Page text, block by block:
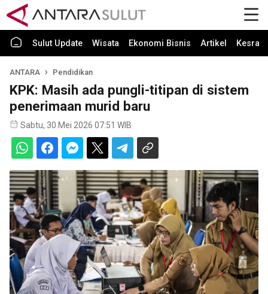
Sulut Update Wisata Ekonomi Bisnis Artikel Kesra
ANTARA Pendidikan
KPK: Masih ada pungli-titipan di sistem
penerimaan murid baru
Sabtu, 30 Mei 2026 07:51 WIB